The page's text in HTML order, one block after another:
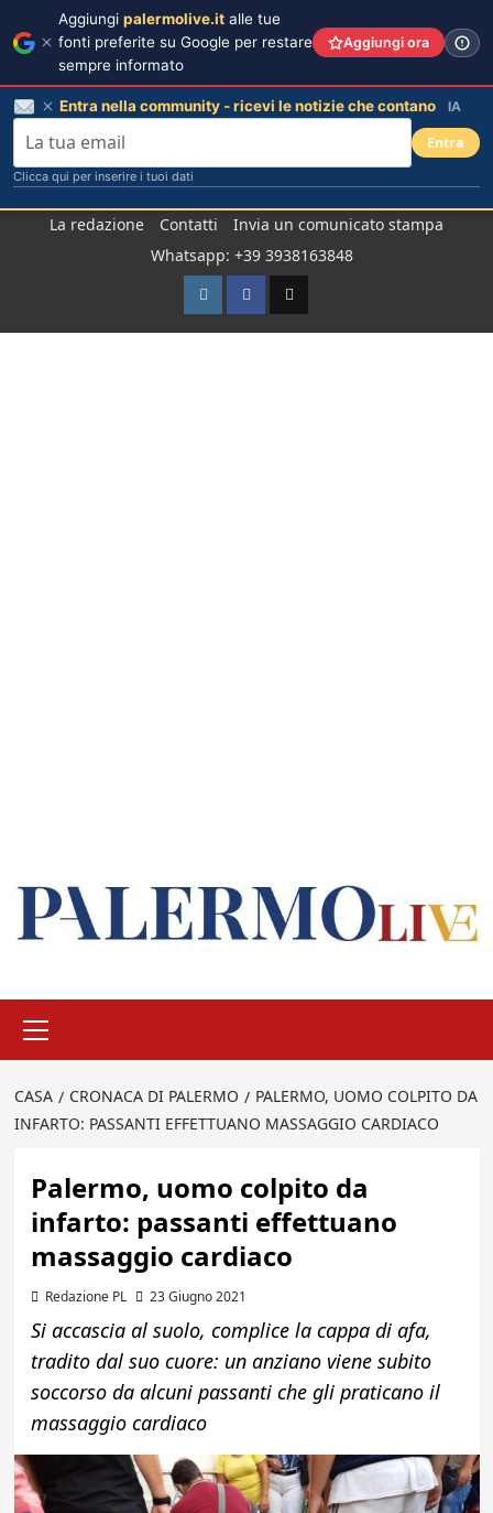
La redazione Contatti
Invia un comunicato stampa
Whatsapp: +39 3938163848
InstagramFacebook
TikTok
principale
CASA CRONACA DI PALERMO
PALERMO, UOMO COLPITO DA
INFARTO: PASSANTI EFFETTUANO MASSAGGIO CARDIACO
Palermo, uomo colpito da
infarto: passanti effettuano
massaggio cardiaco
Redazione PL 23 Giugno 2021
Si accascia al suolo, complice la cappa di afa,
tradito dal suo cuore: un anziano viene subito
soccorso da alcuni passanti che gli praticano il
massaggio cardiaco
Aggiungi palermolive.it alle tue
fonti preferite su Google per restare
sempre informato
Aggiungi ora
Entra nella community - ricevi le notizie che contano IA
Entra
Clicca qui per inserire i tuoi dati